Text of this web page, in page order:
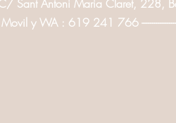
Sant Antoni Maria Claret, 228,
Movil y WA : 619 241 766